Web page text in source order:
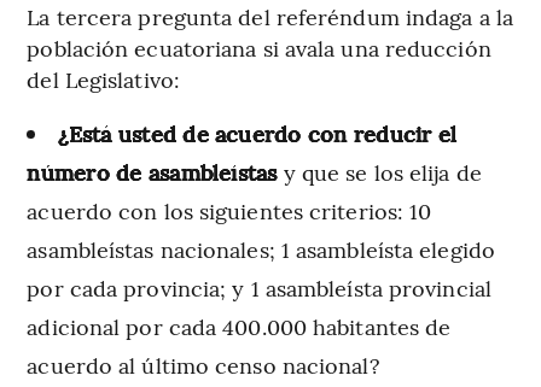
La tercera pregunta del referéndum indaga a la
población ecuatoriana si avala una reducción
del Legislativo:
¿Está usted de acuerdo con reducir el
número de asambleístasy que se los elija de
acuerdo con los siguientes criterios: 10
asambleístas nacionales; 1 asambleísta elegido
por cada provincia; y 1 asambleísta provincial
adicional por cada 400.000 habitantes de
acuerdo al último censo nacional?